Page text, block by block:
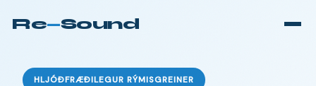
Re—Sound
HLJÓÐFRÆÐILEGUR RÝMISGREINER